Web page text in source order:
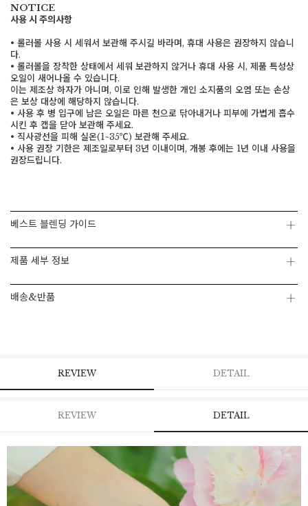
페이코 ID로 페
NOTICE
사용 시 주의사항
• 롤러볼 사용 시 세워서 보관해 주시길 바라며, 휴대 사용은 권장하지 않습니
다.
• 롤러볼을 장착한 상태에서 세워 보관하지 않거나 휴대 사용 시, 제품 특성상
오일이 새어나올 수 있습니다.
이는 제조상 하자가 아니며, 이로 인해 발생한 개인 소지품의 오염 또는 손상
은 보상 대상에 해당하지 않습니다.
• 사용 후 병 입구에 남은 오일은 마른 천으로 닦아내거나 피부에 가볍게 흡수
시킨 후 캡을 닫아 보관해 주세요.
• 직사광선을 피해 실온(1~35℃) 보관해 주세요.
• 사용 권장 기한은 제조일로부터 3년 이내이며, 개봉 후에는 1년 이내 사용을
권장드립니다.
베스트 블렌딩 가이드
제품 세부 정보
배송&반품
REVIEW DETAIL
REVIEW DETAIL